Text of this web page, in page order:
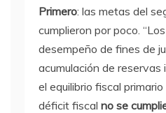
Primero: las metas del
cumplieron por poco.
desempeño de fines de
acumulación de
el equilibrio fiscal
déficit fiscal no se